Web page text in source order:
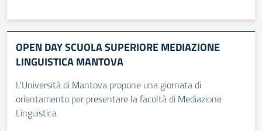
OPEN DAY SCUOLA SUPERIORE MEDIAZIONE
LINGUISTICA MANTOVA
L'Università di Mantova propone una giornata di
orientamento per presentare la facoltà di Mediazione
Linguistica